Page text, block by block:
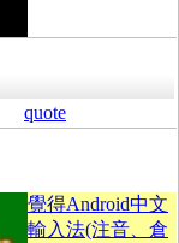
quote
覺得Android中文
輸入法(注音、倉